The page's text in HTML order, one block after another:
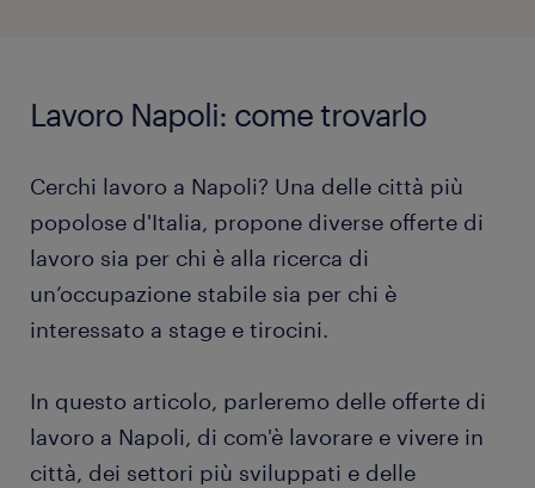
Lavoro Napoli: come trovarlo
Cerchi lavoro a Napoli? Una delle città più
popolose d'Italia, propone diverse offerte di
lavoro sia per chi è alla ricerca di
un’occupazione stabile sia per chi è
interessato a stage e tirocini.
In questo articolo, parleremo delle offerte di
lavoro a Napoli, di com'è lavorare e vivere in
città, dei settori più sviluppati e delle